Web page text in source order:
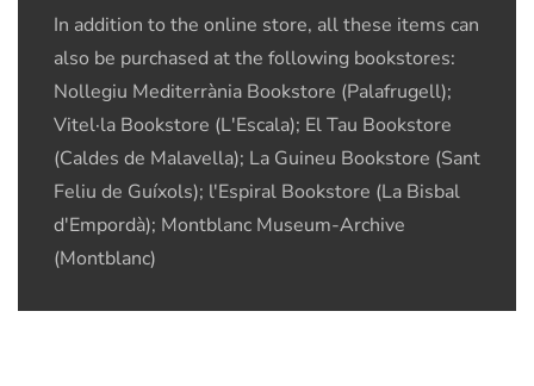
In addition to the online store, all these items can
also be purchased at the following bookstores:
Nollegiu Mediterrània Bookstore (Palafrugell);
Vitel·la Bookstore (L'Escala); El Tau Bookstore
(Caldes de Malavella); La Guineu Bookstore (Sant
Feliu de Guíxols); l'Espiral Bookstore (La Bisbal
d'Empordà); Montblanc Museum-Archive
(Montblanc)